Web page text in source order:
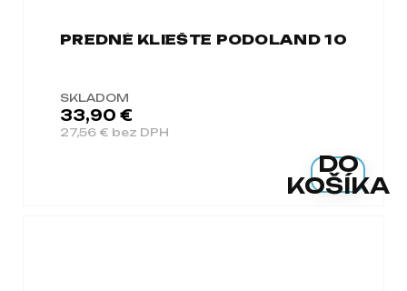
PREDNÉ KLIEŠTE PODOLAND 10
SKLADOM
27,56 € bez DPH
33,90 €
DO
KOŠÍKA